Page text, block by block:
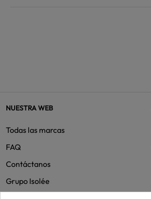
NUESTRA WEB
Todas las marcas
FAQ
Contáctanos
Grupo Isolée